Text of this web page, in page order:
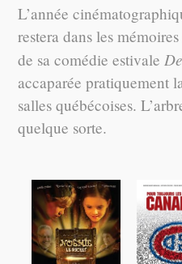
L’année
restera dans les
de sa comédie estivale
accaparée pratiquement
salles québécoises.
quelque sorte.